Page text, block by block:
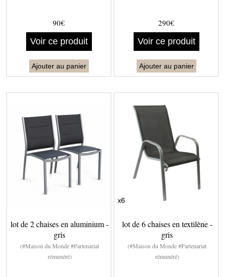
90€
Voir ce produit
Ajouter au panier
290€
Voir ce produit
Ajouter au panier
lot de 2 chaises en aluminium -
gris
(#Maison du Monde #Partenariat
rémunéré)
lot de 6 chaises en textilène -
gris
(#Maison du Monde #Partenariat
rémunéré)